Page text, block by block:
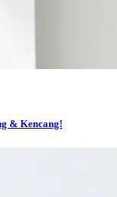
& Kencang!